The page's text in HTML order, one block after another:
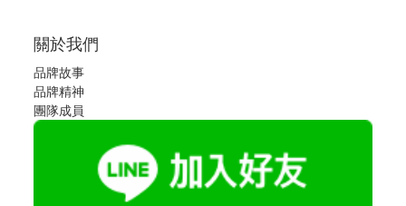
關於我們
品牌故事
品牌精神
團隊成員